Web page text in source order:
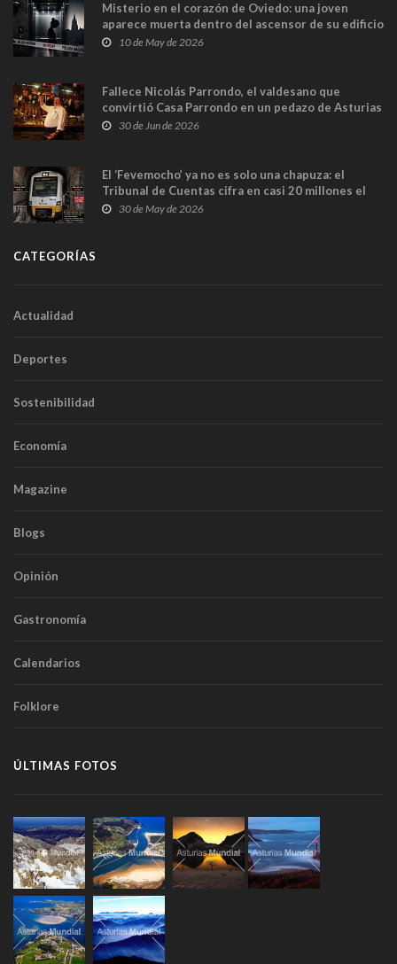
Misterio en el corazón de Oviedo: una joven
aparece muerta dentro del ascensor de su edificio
y las cámaras captan sus últimos minutos
10 de May de 2026
Fallece Nicolás Parrondo, el valdesano que
convirtió Casa Parrondo en un pedazo de Asturias
en Madrid
30 de Jun de 2026
El ‘Fevemocho’ ya no es solo una chapuza: el
Tribunal de Cuentas cifra en casi 20 millones el
sobrecoste de los trenes que no cabían por los
30 de May de 2026
CATEGORÍAS
Actualidad
Deportes
Sostenibilidad
Economía
Magazine
Blogs
Opinión
Gastronomía
Calendarios
Folklore
ÚLTIMAS FOTOS